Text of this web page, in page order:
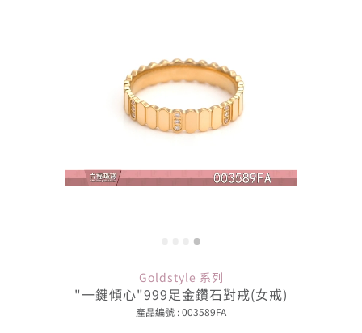
Goldstyle 系列
"一鍵傾心"999足金鑽石對戒(女戒)
產品編號 : 003589FA